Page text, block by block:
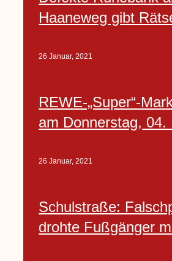
Haaneweg gibt
26 Januar, 2021
REWE-„Super“-
am Donnerstag, 04.
26 Januar, 2021
Schulstraße:
drohte Fußgänger